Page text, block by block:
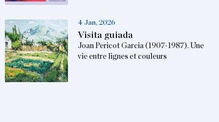
4 Jan, 2026
Visita guiada
Joan Pericot Garcia (1907-1987). Une
vie entre lignes et couleurs